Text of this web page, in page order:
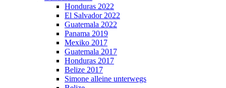
Honduras 2022
El Salvador 2022
Guatemala 2022
Panama 2019
Mexiko 2017
Guatemala 2017
Honduras 2017
Belize 2017
Simone alleine unterwegs